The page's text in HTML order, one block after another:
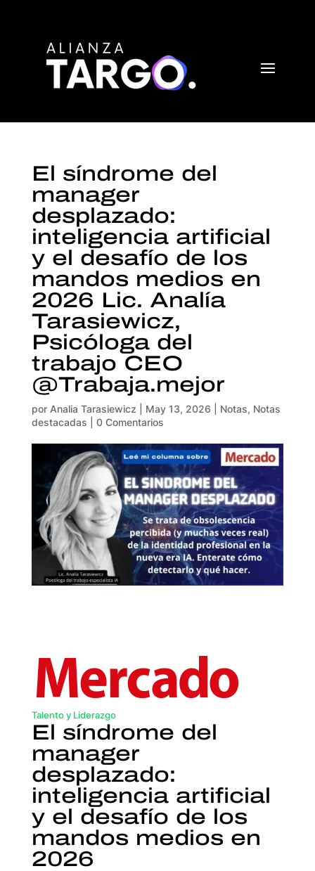
El síndrome del
manager
desplazado:
inteligencia artificial
y el desafío de los
mandos medios en
2026 Lic. Analía
Tarasiewicz,
Psicóloga del
trabajo CEO
@Trabaja.mejor
por Analia Tarasiewicz May 13, 2026 Notas, Notas
destacadas
0 Comentarios
Talento y Liderazgo
El síndrome del
manager
desplazado:
inteligencia artificial
y el desafío de los
mandos medios en
2026